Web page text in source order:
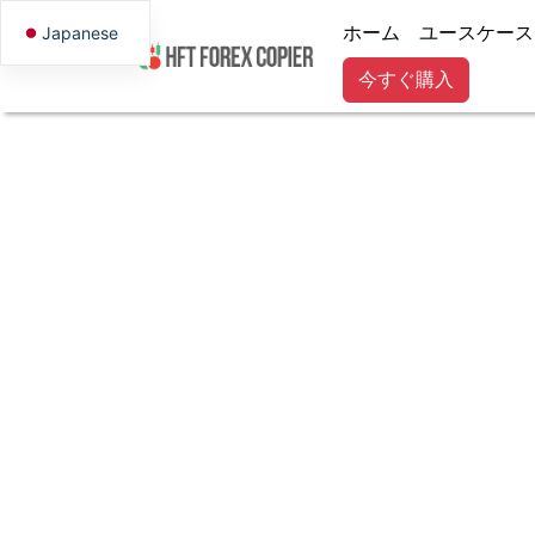
ホーム ユースケース
今すぐ購入
Japanese